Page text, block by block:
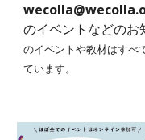
のイベントなどのお
のイベントや教材はすべ
ています。